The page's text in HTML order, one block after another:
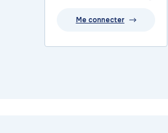
Me connecter